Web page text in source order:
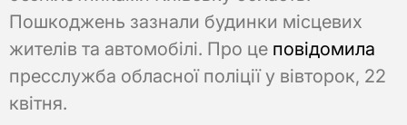
Пошкоджень зазнали будинки місцевих
жителів та автомобілі. Про це повідомила
пресслужба обласної поліції у вівторок, 22
квітня.